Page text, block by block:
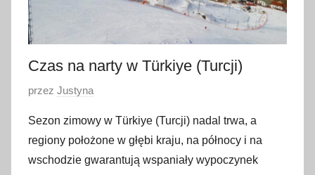
Czas na narty w Türkiye (Turcji)
O
u
b
l
przez Justyna
Sezon zimowy w Türkiye (Turcji) nadal trwa, a
regiony położone w głębi kraju, na północy i na
wschodzie gwarantują wspaniały wypoczynek